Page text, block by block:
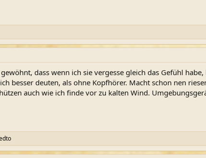
dass wenn ich sie vergesse gleich das Gefühl
besser deuten, als ohne Kopfhörer. Macht schon nen
auch wie ich finde vor zu kalten Wind.